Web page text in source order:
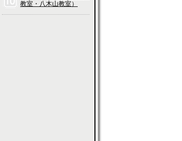
教室・八木山教室）